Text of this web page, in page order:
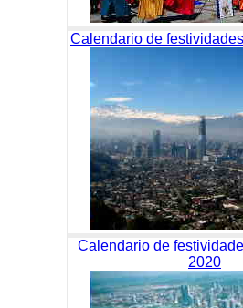
Calendario de
Calendario de
2020